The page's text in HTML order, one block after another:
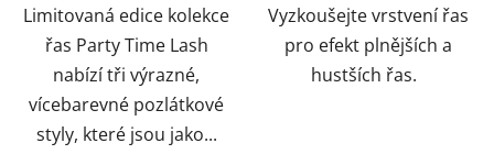
Limitovaná edice kolekce
řas Party Time Lash
nabízí tři výrazné,
vícebarevné pozlátkové
styly, které jsou jako...
Vyzkoušejte vrstvení řas
pro efekt plnějších a
hustších řas.